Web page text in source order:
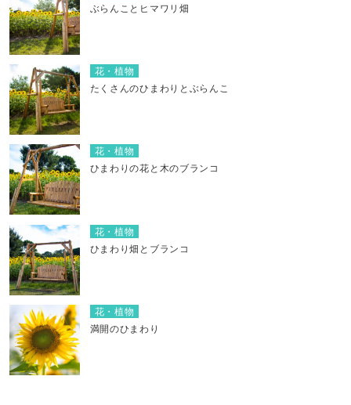
ぶらんことヒマワリ畑
花・植物
たくさんのひまわりとぶらんこ
花・植物
ひまわりの花と木のブランコ
花・植物
ひまわり畑とブランコ
花・植物
満開のひまわり